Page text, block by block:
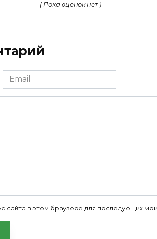
( Пока оценок нет )
Email
*
сайта в этом браузере для последующих